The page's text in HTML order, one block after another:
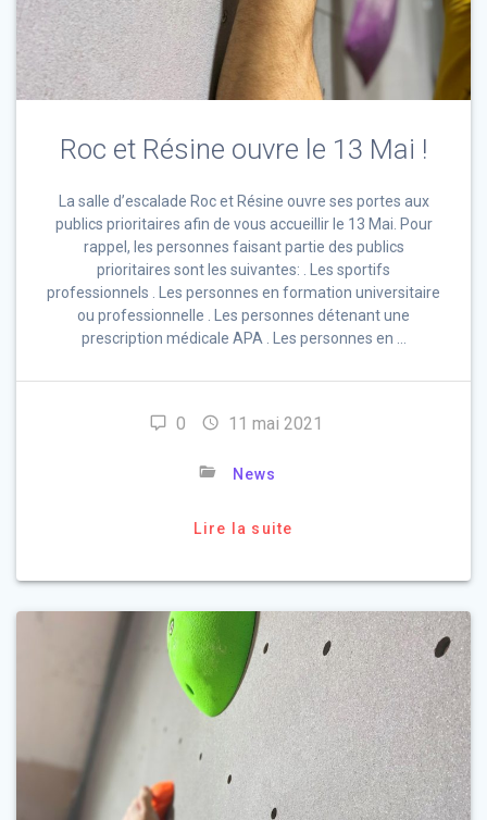
Roc et Résine ouvre le 13 Mai !
La salle d’escalade Roc et Résine ouvre ses portes aux
publics prioritaires afin de vous accueillir le 13 Mai. Pour
rappel, les personnes faisant partie des publics
prioritaires sont les suivantes: . Les sportifs
professionnels . Les personnes en formation universitaire
ou professionnelle . Les personnes détenant une
prescription médicale APA . Les personnes en …
0 11 mai 2021
News
Lire la suite